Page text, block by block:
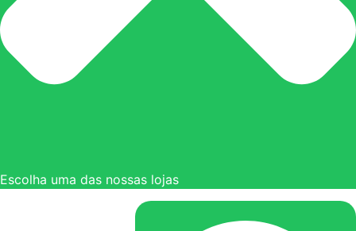
Escolha uma das nossas lojas